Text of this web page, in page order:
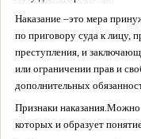
Наказание –это мера
по приговору суда к лицу,
преступления, и
или ограничении прав и
дополнительных
Признаки наказания. Можно
которых и образует